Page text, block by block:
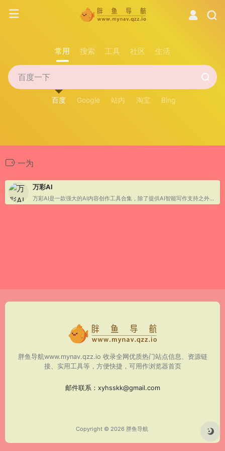
常用 搜索 工具 社区 生活
百度 Google 站内 淘宝 Bing
一为
万彩AI
万彩AI是一款强大的AI内容创作工具合集，除了提供AI智能写作支持之外，还集成了AI换脸、AI数字人制作和AI短视频制作等强大的AI生成内容功能
胖鱼导航www.mynav.qzz.io 收录全网优质热门站点信息、资源链
接、实用工具等，方便快捷，可用作浏览器首页
邮件联系： xyhsskk@gmail.com
Copyright © 2026 胖鱼导航